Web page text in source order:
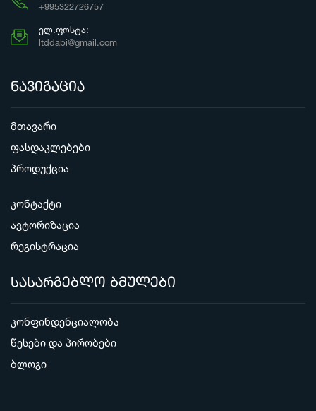
+995322726757
ᲔᲚ.ᲤᲝᲡᲢᲐ:
ltddabi@gmail.com
ნავიგაცია
მთავარი
ფასდაკლებები
პროდუქცია
კონტაქტი
ავტორიზაცია
რეგისტრაცია
სასარგებლო ბმულები
კონფინდენციალობა
წესები და პირობები
ბლოგი